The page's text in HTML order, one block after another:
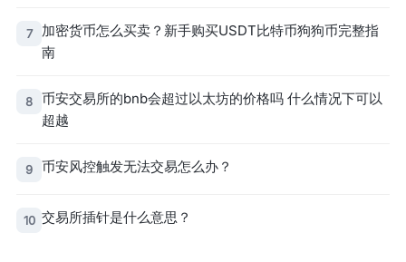
7
加密货币怎么买卖？新手购买USDT比特币狗狗币完整指
南
8
币安交易所的bnb会超过以太坊的价格吗 什么情况下可以
超越
9 币安风控触发无法交易怎么办？
10 交易所插针是什么意思？